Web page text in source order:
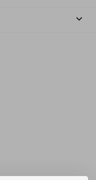
keyboard_arrow_down